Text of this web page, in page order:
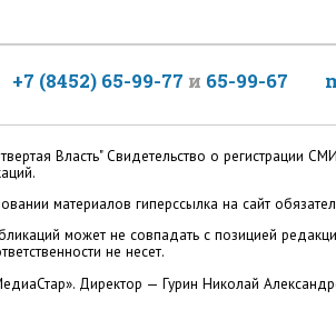
+7 (8452) 65-99-77 и 65-99-67
Власть" Cвидетельство о
материалов гиперссылка на сайт
может не совпадать с позицией
не несет.
Директор — Гурин Николай